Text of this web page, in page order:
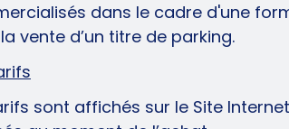
dans le cadre d'une
vente d’un titre de parking.
sont affichés sur le Site